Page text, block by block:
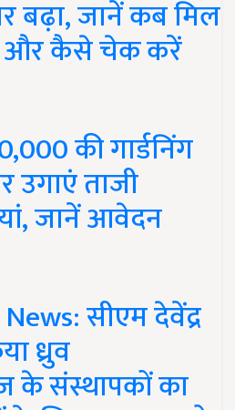
बढ़ा, जानें कब मिल
और कैसे चेक करें
की गार्डनिंग
ताजी
जानें आवेदन
सीएम देवेंद्र
ध्रुव
के संस्थापकों का